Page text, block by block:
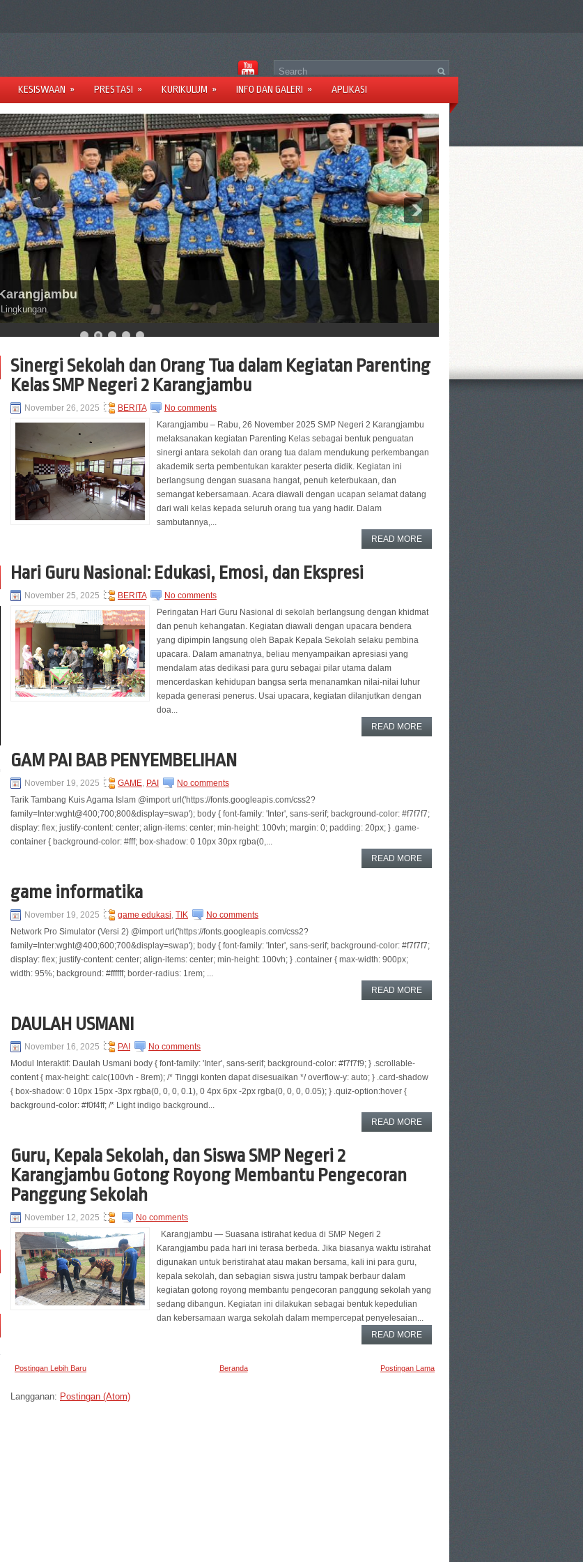
KESISWAAN » PRESTASI » KURIKULUM » INFO DAN GALERI » APLIKASI
Sinergi Sekolah dan Orang Tua dalam Kegiatan Parenting
Kelas SMP Negeri 2 Karangjambu
November 26, 2025 BERITA
No comments
Karangjambu – Rabu, 26 November 2025 SMP Negeri 2 Karangjambu
melaksanakan kegiatan Parenting Kelas sebagai bentuk penguatan
sinergi antara sekolah dan orang tua dalam mendukung perkembangan
akademik serta pembentukan karakter peserta didik. Kegiatan ini
berlangsung dengan suasana hangat, penuh keterbukaan, dan
semangat kebersamaan. Acara diawali dengan ucapan selamat datang
dari wali kelas kepada seluruh orang tua yang hadir. Dalam
sambutannya,...
READ MORE
Hari Guru Nasional: Edukasi, Emosi, dan Ekspresi
November 25, 2025 BERITA
No comments
Peringatan Hari Guru Nasional di sekolah berlangsung dengan khidmat
dan penuh kehangatan. Kegiatan diawali dengan upacara bendera
yang dipimpin langsung oleh Bapak Kepala Sekolah selaku pembina
upacara. Dalam amanatnya, beliau menyampaikan apresiasi yang
mendalam atas dedikasi para guru sebagai pilar utama dalam
mencerdaskan kehidupan bangsa serta menanamkan nilai-nilai luhur
kepada generasi penerus. Usai upacara, kegiatan dilanjutkan dengan
doa...
READ MORE
GAM PAI BAB PENYEMBELIHAN
November 19, 2025 GAME, PAI
No comments
Tarik Tambang Kuis Agama Islam @import url('https://fonts.googleapis.com/css2?
family=Inter:wght@400;700;800&display=swap'); body { font-family: 'Inter', sans-serif; background-color: #f7f7f7;
display: flex; justify-content: center; align-items: center; min-height: 100vh; margin: 0; padding: 20px; } .game-
container { background-color: #fff; box-shadow: 0 10px 30px rgba(0,...
READ MORE
game informatika
November 19, 2025 game edukasi, TIK
No comments
Network Pro Simulator (Versi 2) @import url('https://fonts.googleapis.com/css2?
family=Inter:wght@400;600;700&display=swap'); body { font-family: 'Inter', sans-serif; background-color: #f7f7f7;
display: flex; justify-content: center; align-items: center; min-height: 100vh; } .container { max-width: 900px;
width: 95%; background: #ffffff; border-radius: 1rem; ...
READ MORE
DAULAH USMANI
November 16, 2025 PAI
No comments
Modul Interaktif: Daulah Usmani body { font-family: 'Inter', sans-serif; background-color: #f7f7f9; } .scrollable-
content { max-height: calc(100vh - 8rem); /* Tinggi konten dapat disesuaikan */ overflow-y: auto; } .card-shadow
{ box-shadow: 0 10px 15px -3px rgba(0, 0, 0, 0.1), 0 4px 6px -2px rgba(0, 0, 0, 0.05); } .quiz-option:hover {
background-color: #f0f4ff; /* Light indigo background...
READ MORE
Guru, Kepala Sekolah, dan Siswa SMP Negeri 2
Karangjambu Gotong Royong Membantu Pengecoran
Panggung Sekolah
November 12, 2025
No comments
Karangjambu — Suasana istirahat kedua di SMP Negeri 2
Karangjambu pada hari ini terasa berbeda. Jika biasanya waktu istirahat
digunakan untuk beristirahat atau makan bersama, kali ini para guru,
kepala sekolah, dan sebagian siswa justru tampak berbaur dalam
kegiatan gotong royong membantu pengecoran panggung sekolah yang
sedang dibangun. Kegiatan ini dilakukan sebagai bentuk kepedulian
dan kebersamaan warga sekolah dalam mempercepat penyelesaian...
READ MORE
Postingan Lebih Baru Postingan Lama
Beranda
Langganan: Postingan (Atom)